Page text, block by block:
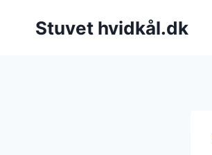
Stuvet hvidkål.dk